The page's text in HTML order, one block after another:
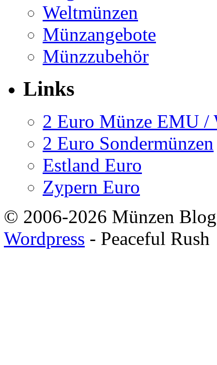
Weltmünzen
Münzangebote
Münzzubehör
Links
2 Euro Münze EMU /
2 Euro Sondermünzen
Estland Euro
Zypern Euro
© 2006-2026 Münzen
Wordpress - Peaceful Rush